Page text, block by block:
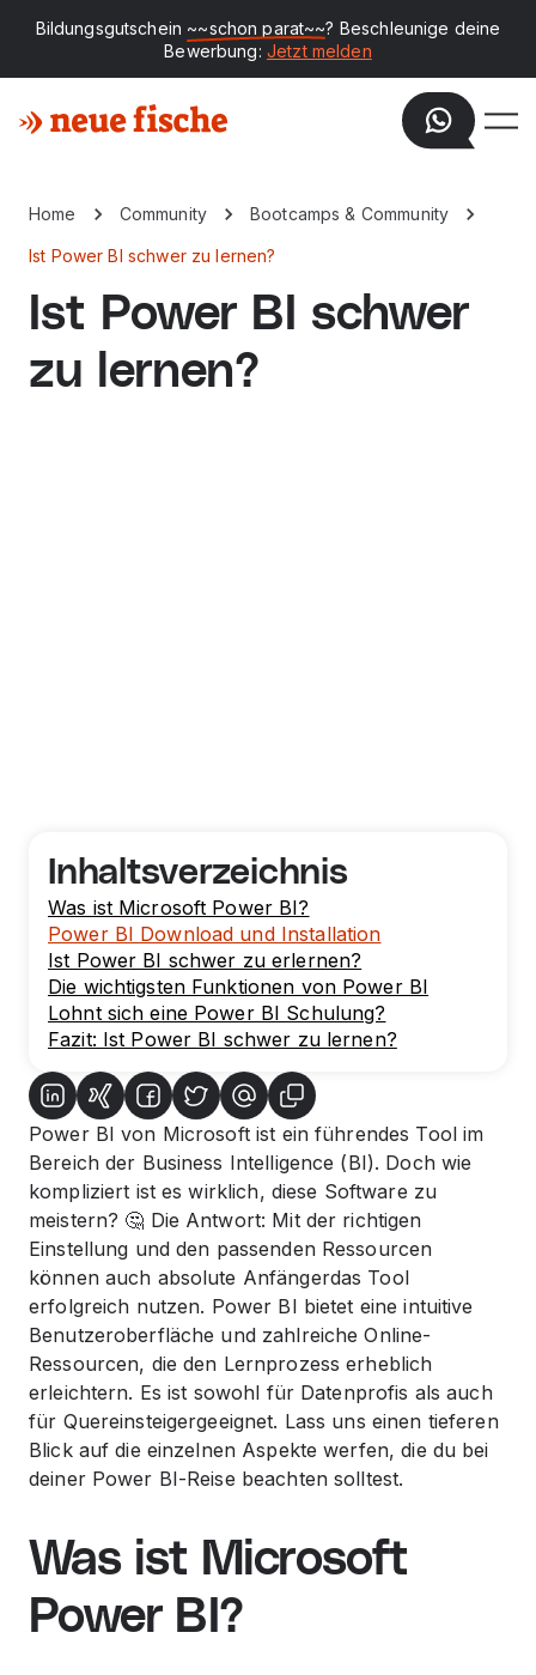
Bildungsgutschein ~~schon parat~~? Beschleunige deine
Bewerbung: Jetzt melden
Home Community Bootcamps & Community
Ist Power BI schwer zu lernen?
Ist Power BI schwer
zu lernen?
Inhaltsverzeichnis
Was ist Microsoft Power BI?
Power BI Download und Installation
Ist Power BI schwer zu erlernen?
Die wichtigsten Funktionen von Power BI
Lohnt sich eine Power BI Schulung?
Fazit: Ist Power BI schwer zu lernen?
Power BI von Microsoft ist ein führendes Tool im
Bereich der Business Intelligence (BI). Doch wie
kompliziert ist es wirklich, diese Software zu
meistern? 🤔 Die Antwort: Mit der richtigen
Einstellung und den passenden Ressourcen
können auch absolute Anfängerdas Tool
erfolgreich nutzen. Power BI bietet eine intuitive
Benutzeroberfläche und zahlreiche Online-
Ressourcen, die den Lernprozess erheblich
erleichtern. Es ist sowohl für Datenprofis als auch
für Quereinsteigergeeignet. Lass uns einen tieferen
Blick auf die einzelnen Aspekte werfen, die du bei
deiner Power BI-Reise beachten solltest.
Was ist Microsoft
Power BI?